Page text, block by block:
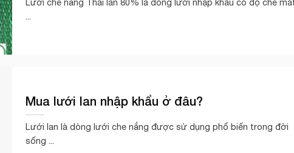
Lưới che nắng Thái lan 80% là dòng lưới nhập khẩu có độ che
...
Mua lưới lan nhập khẩu ở đâu?
Lưới lan là dòng lưới che nắng được sử dụng phổ biến trong đời
sống ...